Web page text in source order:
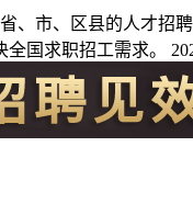
、市、区县的人才
国求职招工需求。